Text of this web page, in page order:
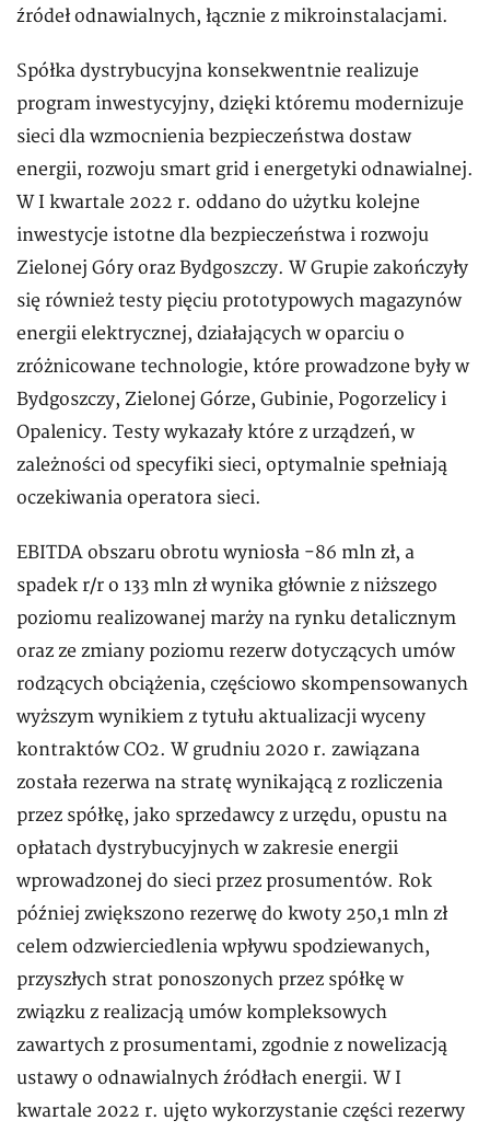
źródeł odnawialnych, łącznie z mikroinstalacjami.
Spółka dystrybucyjna konsekwentnie realizuje
program inwestycyjny, dzięki któremu modernizuje
sieci dla wzmocnienia bezpieczeństwa dostaw
energii, rozwoju smart grid i energetyki odnawialnej.
W I kwartale 2022 r. oddano do użytku kolejne
inwestycje istotne dla bezpieczeństwa i rozwoju
Zielonej Góry oraz Bydgoszczy. W Grupie zakończyły
się również testy pięciu prototypowych magazynów
energii elektrycznej, działających w oparciu o
zróżnicowane technologie, które prowadzone były w
Bydgoszczy, Zielonej Górze, Gubinie, Pogorzelicy i
Opalenicy. Testy wykazały które z urządzeń, w
zależności od specyfiki sieci, optymalnie spełniają
oczekiwania operatora sieci.
EBITDA obszaru obrotu wyniosła -86 mln zł, a
spadek r/r o 133 mln zł wynika głównie z niższego
poziomu realizowanej marży na rynku detalicznym
oraz ze zmiany poziomu rezerw dotyczących umów
rodzących obciążenia, częściowo skompensowanych
wyższym wynikiem z tytułu aktualizacji wyceny
kontraktów CO2. W grudniu 2020 r. zawiązana
została rezerwa na stratę wynikającą z rozliczenia
przez spółkę, jako sprzedawcy z urzędu, opustu na
opłatach dystrybucyjnych w zakresie energii
wprowadzonej do sieci przez prosumentów. Rok
później zwiększono rezerwę do kwoty 250,1 mln zł
celem odzwierciedlenia wpływu spodziewanych,
przyszłych strat ponoszonych przez spółkę w
związku z realizacją umów kompleksowych
zawartych z prosumentami, zgodnie z nowelizacją
ustawy o odnawialnych źródłach energii. W I
kwartale 2022 r. ujęto wykorzystanie części rezerwy